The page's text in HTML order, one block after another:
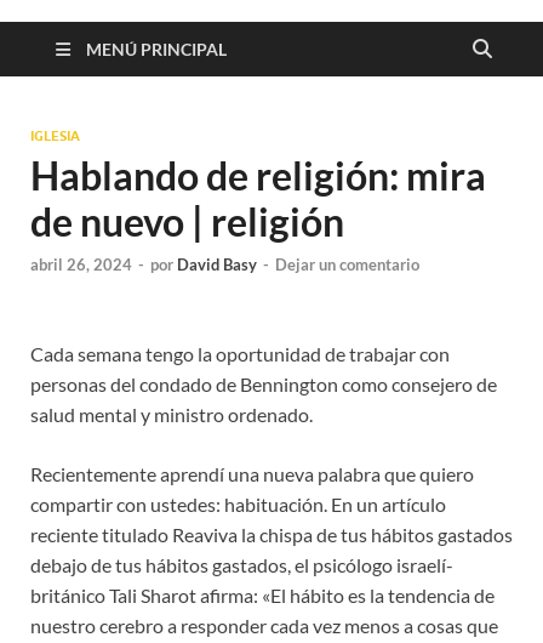
MENÚ PRINCIPAL
IGLESIA
Hablando de religión: mira
de nuevo | religión
abril 26, 2024 - por David Basy - Dejar un comentario
Cada semana tengo la oportunidad de trabajar con
personas del condado de Bennington como consejero de
salud mental y ministro ordenado.
Recientemente aprendí una nueva palabra que quiero
compartir con ustedes: habituación. En un artículo
reciente titulado Reaviva la chispa de tus hábitos gastados
debajo de tus hábitos gastados, el psicólogo israelí-
británico Tali Sharot afirma: «El hábito es la tendencia de
nuestro cerebro a responder cada vez menos a cosas que